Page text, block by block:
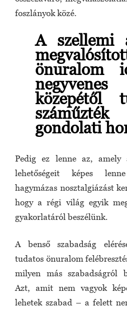
foszlányok közé.
A szellemi
önuralom
közepétől
gondolati
Pedig ez lenne az, amely
lehetőségeit képes
hagymázas nosztalgiázást
hogy a régi világ egyik
gyakorlatáról beszélünk.
A benső szabadság
tudatos önuralom
milyen más szabadságról
Azt, amit nem vagyok
lehetek szabad – a felett